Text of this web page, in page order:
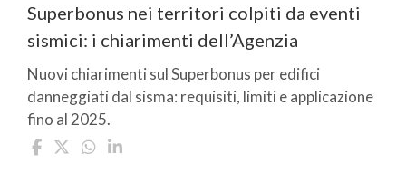
Superbonus nei territori colpiti da eventi
sismici: i chiarimenti dell’Agenzia
Nuovi chiarimenti sul Superbonus per edifici
danneggiati dal sisma: requisiti, limiti e applicazione
fino al 2025.